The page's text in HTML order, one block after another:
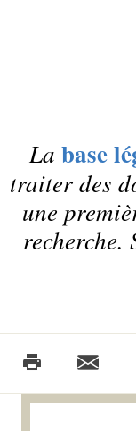
La base
traiter des
une
recherche.